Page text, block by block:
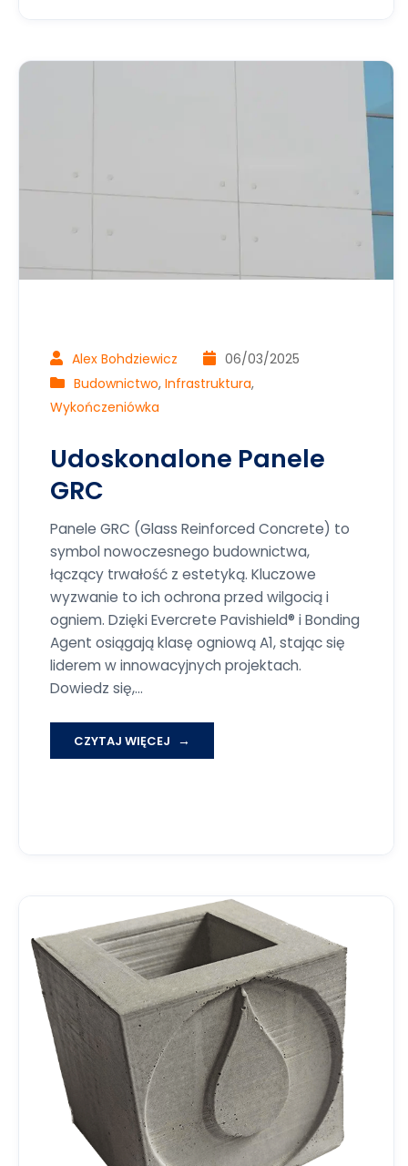
Alex Bohdziewicz
06/03/2025
Budownictwo, Infrastruktura,
Wykończeniówka
Udoskonalone Panele
GRC
Panele GRC (Glass Reinforced Concrete) to
symbol nowoczesnego budownictwa,
łączący trwałość z estetyką. Kluczowe
wyzwanie to ich ochrona przed wilgocią i
ogniem. Dzięki Evercrete Pavishield® i Bonding
Agent osiągają klasę ogniową A1, stając się
liderem w innowacyjnych projektach.
Dowiedz się,…